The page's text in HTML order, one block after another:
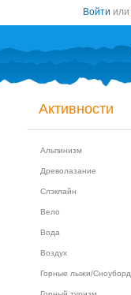
Войти или
Активности
Альпинизм
Древолазание
Слэклайн
Вело
Вода
Воздух
Горные лыжи/Сноуборд